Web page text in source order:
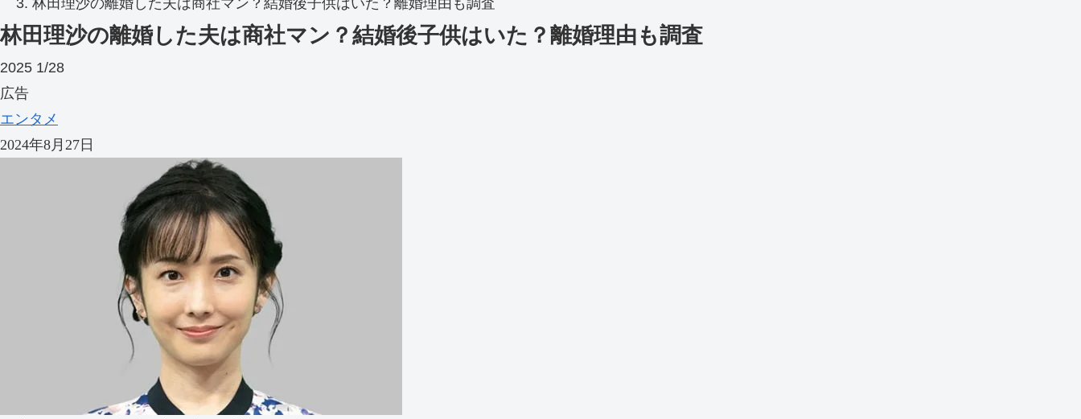
林田理沙の離婚した夫は商社マン？結婚後子供はいた？離婚理由も調査
林田理沙の離婚した夫は商社マン？結婚後子供はいた？離婚理由も調査
2025 1/28
広告
エンタメ
2024年8月27日